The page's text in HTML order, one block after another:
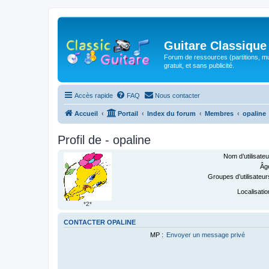
Guitare Classique
Forum de ressources (partitions,
gratuit, et sans publicité.
Accès rapide FAQ Nous contacter
Accueil Portail Index du forum Membres opaline
Profil de - opaline
*2*
Nom
Groupes
CONTACTER OPALINE
MP : Envoyer un message privé